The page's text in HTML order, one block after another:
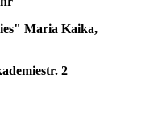
Maria Kaika,
2